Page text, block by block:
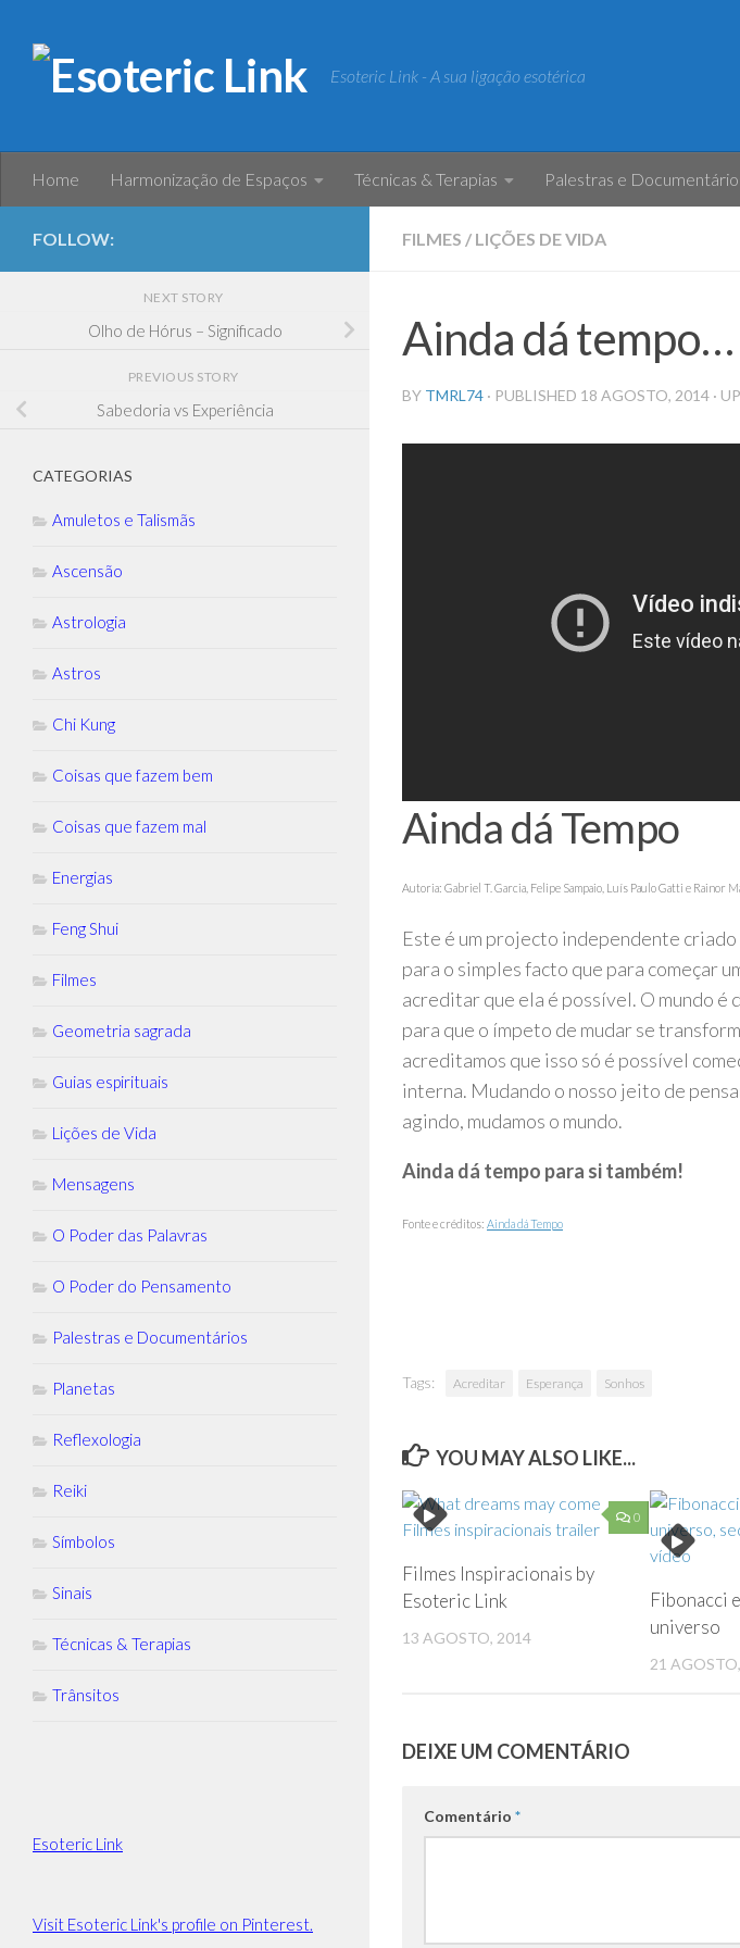
Esoteric Link - A sua ligação esotérica
Home Harmonização de Espaços Técnicas & Terapias Palestras e
FILMES / LIÇÕES DE VIDA
Ainda dá tempo…
BY TMRL74 · PUBLISHED 18 AGOSTO, 2014 ·
Ainda dá Tempo
Autoria: Gabriel T. Garcia, Felipe Sampaio, Luís Paulo Gatti e Rainor
Este é um projecto independente
para o simples facto que para começar
acreditar que ela é possível. O mundo é
para que o ímpeto de mudar se
acreditamos que isso só é possível
interna. Mudando o nosso jeito de
agindo, mudamos o mundo.
Ainda dá tempo para si também!
Fonte e créditos: Ainda dá Tempo
Tags: Acreditar Esperança Sonhos
YOU MAY ALSO LIKE...
0
Filmes Inspiracionais by
Esoteric Link
13 AGOSTO, 2014
Fibonacci
universo
21
DEIXE UM COMENTÁRIO
Comentário *
FOLLOW:
NEXT STORY
Olho de Hórus – Significado
PREVIOUS STORY
Sabedoria vs Experiência
CATEGORIAS
Amuletos e Talismãs
Ascensão
Astrologia
Astros
Chi Kung
Coisas que fazem bem
Coisas que fazem mal
Energias
Feng Shui
Filmes
Geometria sagrada
Guias espirituais
Lições de Vida
Mensagens
O Poder das Palavras
O Poder do Pensamento
Palestras e Documentários
Planetas
Reflexologia
Reiki
Símbolos
Sinais
Técnicas & Terapias
Trânsitos
Esoteric Link
Visit Esoteric Link's profile on Pinterest.